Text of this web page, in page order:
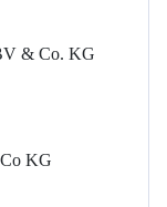
& Co. KG
KG